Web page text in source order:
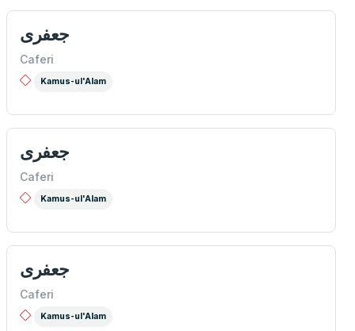
جعفری
Caferi
Kamus-ul'Alam
جعفری
Caferi
Kamus-ul'Alam
جعفری
Caferi
Kamus-ul'Alam